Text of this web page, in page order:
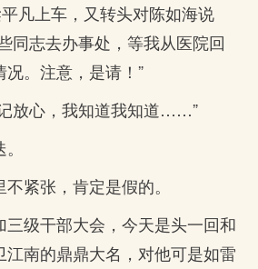
凡上车，又转头对陈如海说
同志去办事处，等我从医院回
。注意，是请！”
放心，我知道我知道……”
紧张，肯定是假的。
三级干部大会，今天是头一回和
南的鼎鼎大名，对他可是如雷